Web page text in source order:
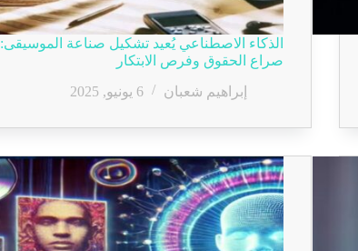
الذكاء الاصطناعي يُعيد تشكيل صناعة الموسيقى:
صراع الحقوق وفرص الابتكار
إبراهيم شعبان
6 يونيو, 2025